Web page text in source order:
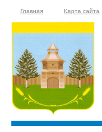
Главная Карта сайта